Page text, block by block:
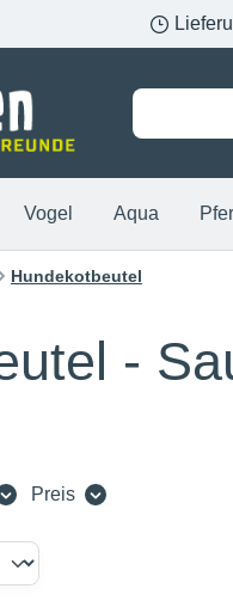
Vogel Aqua
Hundekotbeutel
-
Preis